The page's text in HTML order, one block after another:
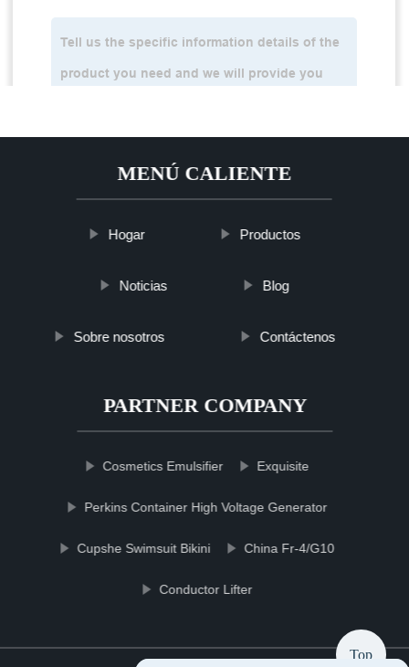
MENÚ CALIENTE
Hogar Productos
Noticias Blog
Sobre nosotros Contáctenos
PARTNER COMPANY
Cosmetics Emulsifier Exquisite
Perkins Container High Voltage Generator
Cupshe Swimsuit Bikini China Fr-4/G10
Conductor Lifter
Top